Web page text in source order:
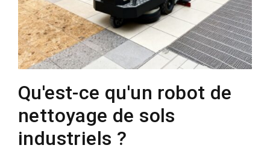
Qu'est-ce qu'un robot de
nettoyage de sols
industriels ?